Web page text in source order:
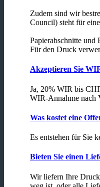
Zudem sind wir
Council) steht für
Papierabschnitte
Für den Druck
Akzeptieren Sie
Ja, 20% WIR bis
WIR-Annahme nach
Was kostet eine
Es entstehen für Sie
Bieten Sie einen
Wir liefern Ihre